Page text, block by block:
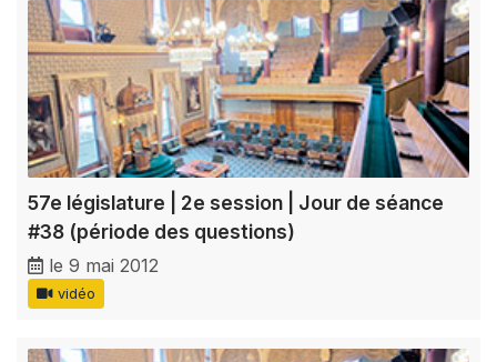
57e législature | 2e session | Jour de séance
#38 (période des questions)
le 9 mai 2012
vidéo